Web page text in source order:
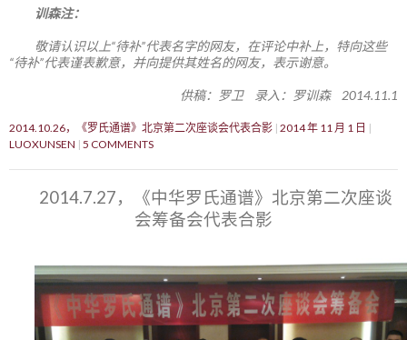
训森注：
敬请认识以上“待补”代表名字的网友，在评论中补上，特向这些
“待补”代表谨表歉意，并向提供其姓名的网友，表示谢意。
供稿：罗卫 录入：罗训森 2014.11.1
2014.10.26，《罗氏通谱》北京第二次座谈会代表合影 2014 年 11 月 1 日
LUOXUNSEN 5 COMMENTS
2014.7.27，《中华罗氏通谱》北京第二次座谈
会筹备会代表合影